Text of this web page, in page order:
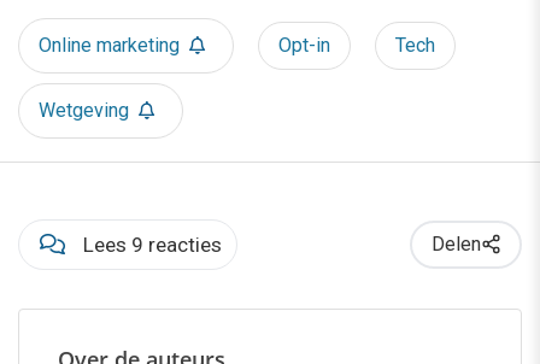
Online marketing Opt-in Tech
Wetgeving
Lees 9 reacties Delen